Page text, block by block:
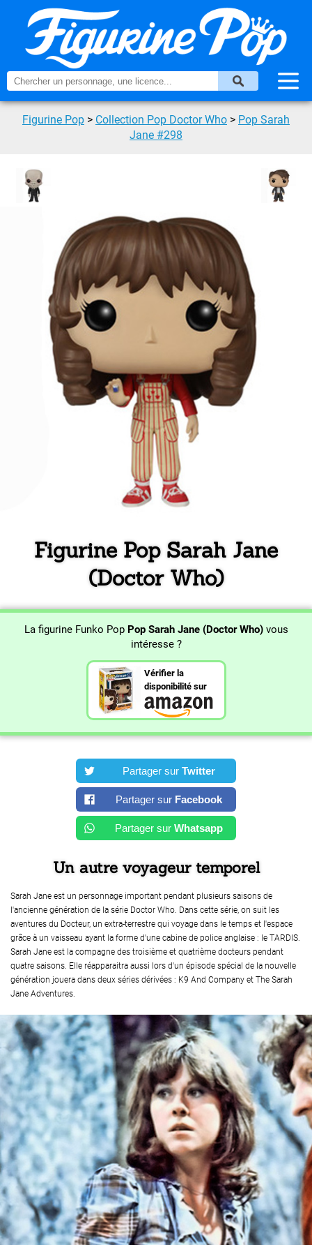
Figurine Pop > Collection Pop Doctor Who > Pop Sarah
Jane #298
Figurine Pop Sarah Jane
(Doctor Who)
La figurine Funko Pop Pop Sarah Jane (Doctor Who)vous
intéresse ?
Vérifier la
disponibilité sur
Partager sur Twitter
Partager sur Facebook
Partager sur Whatsapp
Un autre voyageur temporel
Sarah Jane est un personnage important pendant plusieurs saisons de
l'ancienne génération de la série Doctor Who. Dans cette série, on suit les
aventures du Docteur, un extra-terrestre qui voyage dans le temps et l'espace
grâce à un vaisseau ayant la forme d'une cabine de police anglaise : le TARDIS.
Sarah Jane est la compagne des troisième et quatrième docteurs pendant
quatre saisons. Elle réapparaitra aussi lors d'un épisode spécial de la nouvelle
génération jouera dans deux séries dérivées : K9 And Company et The Sarah
Jane Adventures.